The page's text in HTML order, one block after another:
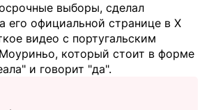
выборы, сделал
его официальной странице в X
видео с португальским
который стоит в форме
и говорит "да".